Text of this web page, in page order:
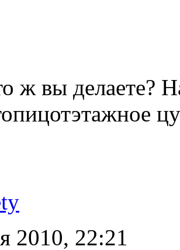
вы делаете?
2010, 22:21